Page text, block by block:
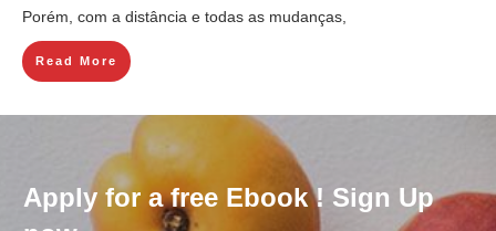
Porém, com a distância e todas as mudanças,
Read More
Apply for a free Ebook ! Sign Up